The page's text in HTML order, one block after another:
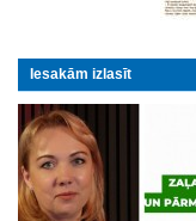
Iesakām izlasīt